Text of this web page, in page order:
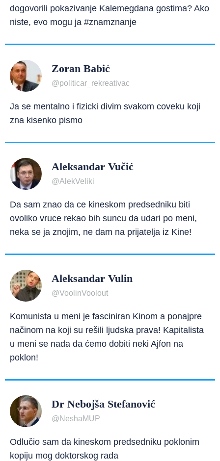
dogovorili pokazivanje Kalemegdana gostima? Ako
niste, evo mogu ja #znamznanje
Zoran Babić
@politicar_rekreativac
Ja se mentalno i fizicki divim svakom coveku koji
zna kisenko pismo
Aleksandar Vučić
@AlekVeliki
Da sam znao da ce kineskom predsedniku biti
ovoliko vruce rekao bih suncu da udari po meni,
neka se ja znojim, ne dam na prijatelja iz Kine!
Aleksandar Vulin
@VoolinVoolout
Komunista u meni je fasciniran Kinom a ponajpre
načinom na koji su rešili ljudska prava! Kapitalista
u meni se nada da ćemo dobiti neki Ajfon na
poklon!
Dr Nebojša Stefanović
@NeshaMUP
Odlučio sam da kineskom predsedniku poklonim
kopiju mog doktorskog rada